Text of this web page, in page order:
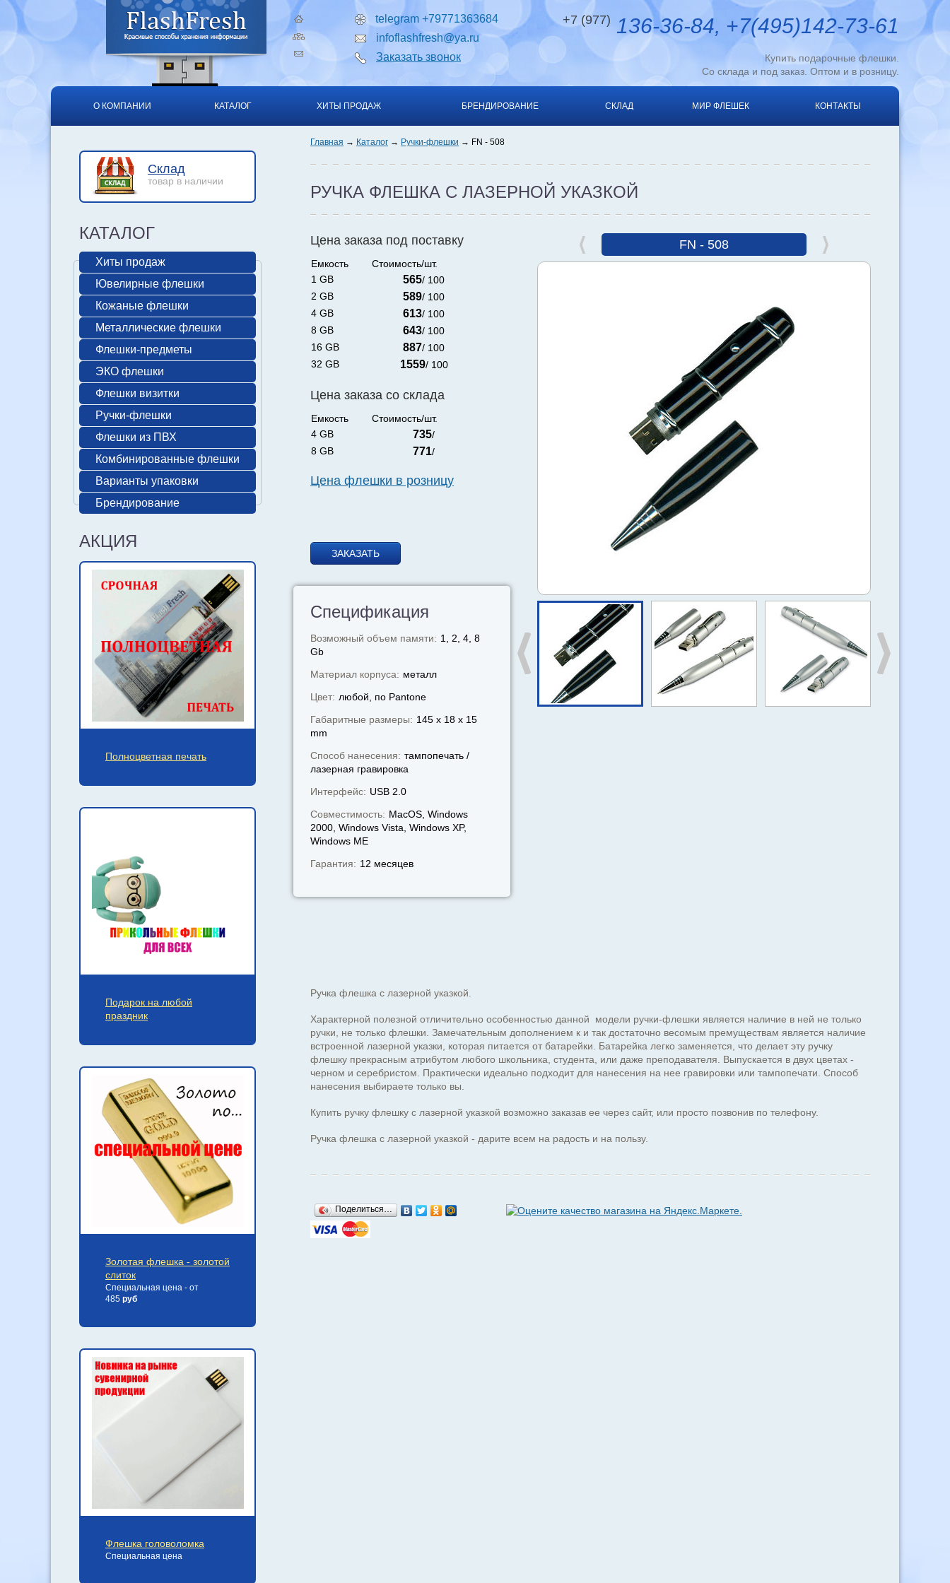
telegram +79771363684
infoflashfresh@ya.ru
Заказать звонок
+7 (977) 136-36-84, +7(495)142-73-61
Купить подарочные флешки.
Со склада и под заказ. Оптом и в розницу.
О КОМПАНИИ КАТАЛОГ ХИТЫ ПРОДАЖ БРЕНДИРОВАНИЕ СКЛАД МИР ФЛЕШЕК КОНТАКТЫ
Главная Каталог Ручки-флешки FN - 508
РУЧКА ФЛЕШКА С ЛАЗЕРНОЙ УКАЗКОЙ
FN - 508
Цена заказа под поставку
Емкость
Стоимость/шт.
1 GB
565/ 100
2 GB
589/ 100
4 GB
613/ 100
8 GB
643/ 100
16 GB
887/ 100
32 GB
1559/ 100
Цена заказа со склада
Емкость
Стоимость/шт.
4 GB
735/
8 GB
771/
Цена флешки в розницу
ЗАКАЗАТЬ
Спецификация
Возможный объем памяти: 1, 2, 4, 8
Gb
Материал корпуса: металл
Цвет: любой, по Pantone
Габаритные размеры: 145 x 18 x 15
mm
Способ нанесения: тампопечать /
лазерная гравировка
Интерфейс: USB 2.0
Совместимость: MacOS, Windows
2000, Windows Vista, Windows XP,
Windows МЕ
Гарантия: 12 месяцев
Ручка флешка с лазерной указкой.
Характерной полезной отличительно особенностью данной модели ручки-флешки является наличие в ней не только
ручки, не только флешки. Замечательным дополнением к и так достаточно весомым премуществам является наличие
встроенной лазерной указки, которая питается от батарейки. Батарейка легко заменяется, что делает эту ручку
флешку прекрасным атрибутом любого школьника, студента, или даже преподавателя. Выпускается в двух цветах -
черном и серебристом. Практически идеально подходит для нанесения на нее гравировки или тампопечати. Способ
нанесения выбираете только вы.
Купить ручку флешку с лазерной указкой возможно заказав ее через сайт, или просто позвонив по телефону.
Ручка флешка с лазерной указкой - дарите всем на радость и на пользу.
Поделиться…
Склад
товар в наличии
КАТАЛОГ
Хиты продаж
Ювелирные флешки
Кожаные флешки
Металлические флешки
Флешки-предметы
ЭКО флешки
Флешки визитки
Ручки-флешки
Флешки из ПВХ
Комбинированные флешки
Варианты упаковки
Брендирование
АКЦИЯ
Полноцветная печать
Подарок на любой
праздник
Золотая флешка - золотой
слиток
Специальная цена - от
485 руб
Флешка головоломка
Специальная цена